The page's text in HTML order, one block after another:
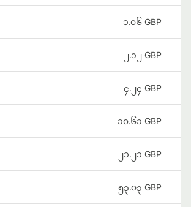
၁.၀၆ GBP
၂.၁၂ GBP
၄.၂၄ GBP
၁၀.၆၁ GBP
၂၁.၂၁ GBP
၅၃.၀၃ GBP